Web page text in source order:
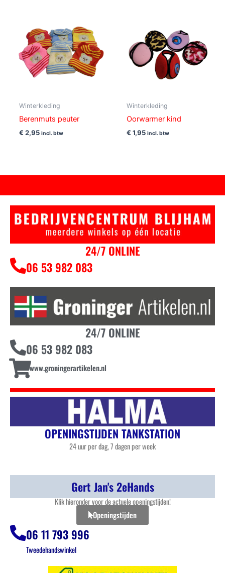
Winterkleding
Berenmuts peuter
€ 2,95 incl. btw
Winterkleding
Oorwarmer kind
€ 1,95 incl. btw
24/7 ONLINE
06 53 982 083
24/7 ONLINE
06 53 982 083
www.groningerartikelen.nl
OPENINGSTIJDEN TANKSTATION
24 uur per dag, 7 dagen per week
Gert Jan's 2eHands
Klik hieronder voor de actuele openingstijden!
Openingstijden
06 11 793 996
Tweedehandswinkel